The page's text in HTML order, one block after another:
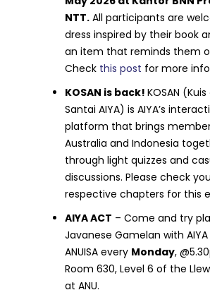
NTT. All participants are
dress inspired by their book
an item that reminds them
Check this post for more
KOSAN is back!KOSAN
Santai AIYA) is AIYA’s
platform that brings
Australia and Indonesia
through light quizzes and
discussions. Please check
respective chapters for this
AIYA ACT – Come and try
Javanese Gamelan with AIYA
ANUISA every Monday,
Room 630, Level 6 of the
at ANU.